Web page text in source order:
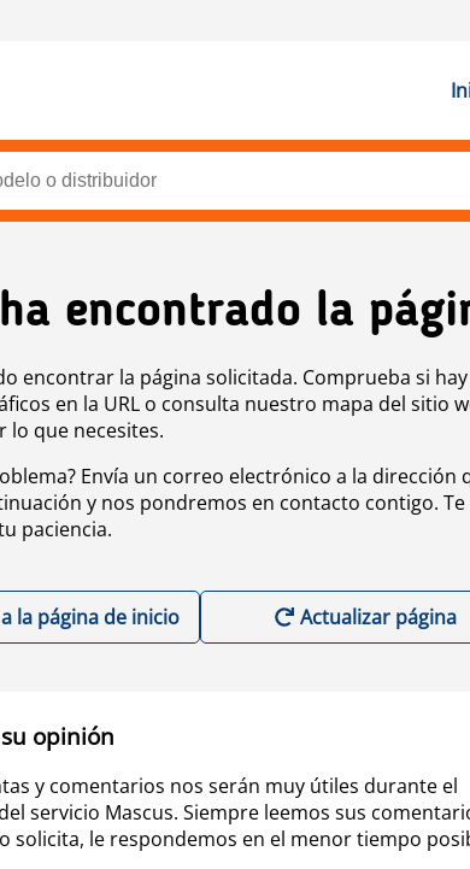
encontrado la
encontrar la página solicitada. Comprueba si hay
en la URL o consulta nuestro mapa del sitio
lo que necesites.
Envía un correo electrónico a la dirección
y nos pondremos en contacto contigo. Te
paciencia.
la página de inicio Actualizar página
opinión
y comentarios nos serán muy útiles durante el
servicio Mascus. Siempre leemos sus
solicita, le respondemos en el menor tiempo